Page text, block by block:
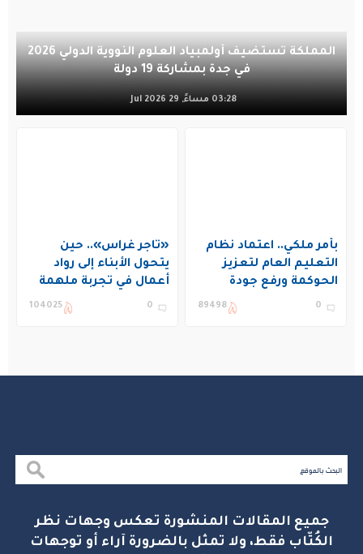
المملكة تستضيف أولمبياد العلوم النووية الدولي 2026
في جدة بمشاركة 19 دولة
03:28 مساءً, 29 Jul 2026
بأمر ملكي.. اعتماد نظام
التعليم العام لتعزيز
الحوكمة ورفع جودة
التعليم في المملكة
0
89498
«تاجر غراس».. حين
يتحول الأبناء إلى رواد
أعمال في تجربة ملهمة
بنادي غراس الصيفي
0
104025
جميع المقالات المنشورة تعكس وجهات نظر
الكُتّاب فقط، ولا تمثل بالضرورة آراء أو توجهات